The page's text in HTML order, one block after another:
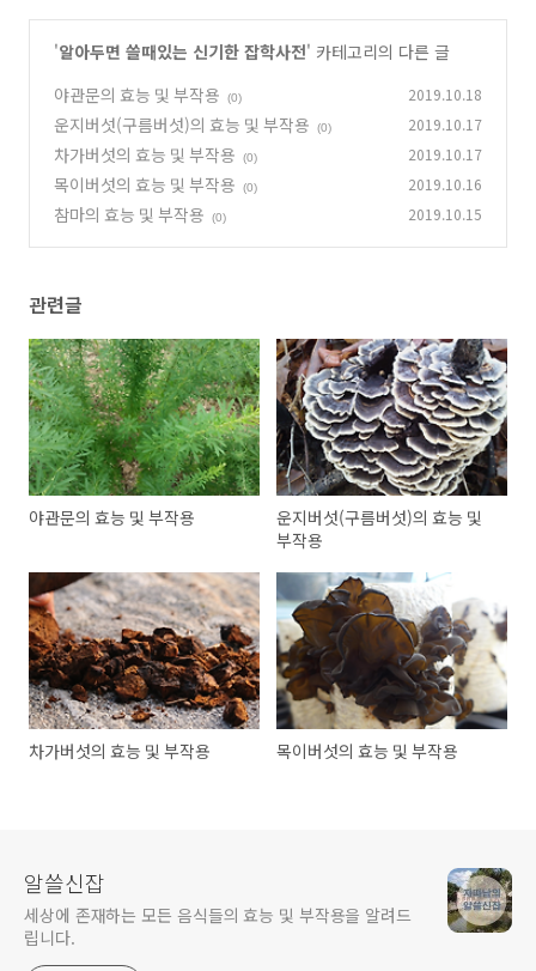
'알아두면 쓸때있는 신기한 잡학사전' 카테고리의 다른 글
야관문의 효능 및 부작용
(0) 2019.10.18
운지버섯(구름버섯)의 효능 및 부작용 (0) 2019.10.17
차가버섯의 효능 및 부작용 (0) 2019.10.17
목이버섯의 효능 및 부작용 (0) 2019.10.16
참마의 효능 및 부작용 (0) 2019.10.15
관련글
야관문의 효능 및 부작용
운지버섯(구름버섯)의 효능 및
부작용
차가버섯의 효능 및 부작용 목이버섯의 효능 및 부작용
알쓸신잡
세상에 존재하는 모든 음식들의 효능 및 부작용을 알려드
립니다.